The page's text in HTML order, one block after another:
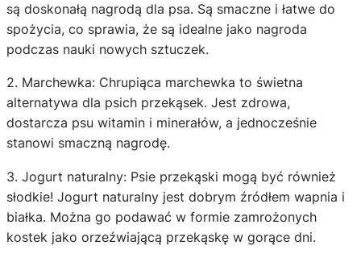
są doskonałą nagrodą dla psa. Są smaczne i łatwe do
spożycia, co sprawia, że są idealne jako nagroda
podczas nauki nowych sztuczek.
2. Marchewka: Chrupiąca marchewka to świetna
alternatywa dla psich przekąsek. Jest zdrowa,
dostarcza psu witamin i minerałów, a jednocześnie
stanowi smaczną nagrodę.
3. Jogurt naturalny: Psie przekąski mogą być również
słodkie! Jogurt naturalny jest dobrym źródłem wapnia i
białka. Można go podawać w formie zamrożonych
kostek jako orzeźwiającą przekąskę w gorące dni.